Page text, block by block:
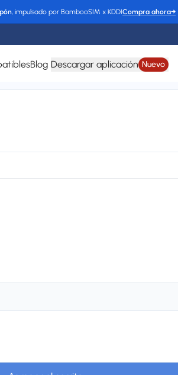
, impulsado por BambooSIM x KDDICompra ahora→
Blog Descargar aplicación Nuevo
Islas